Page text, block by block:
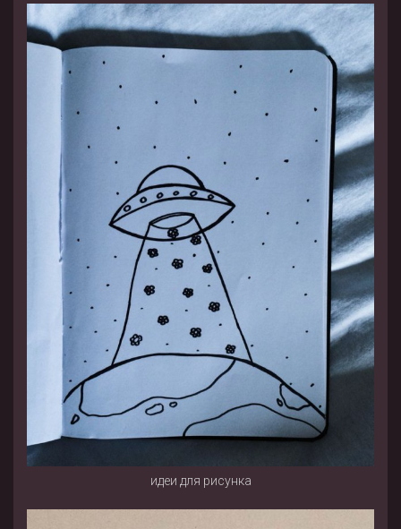
идеи для рисунка